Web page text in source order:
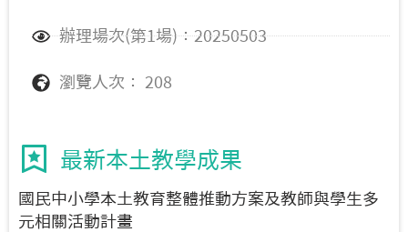
辦理場次(第1場)：20250503
瀏覽人次： 208
最新本土教學成果
國民中小學本土教育整體推動方案及教師與學生多
元相關活動計畫